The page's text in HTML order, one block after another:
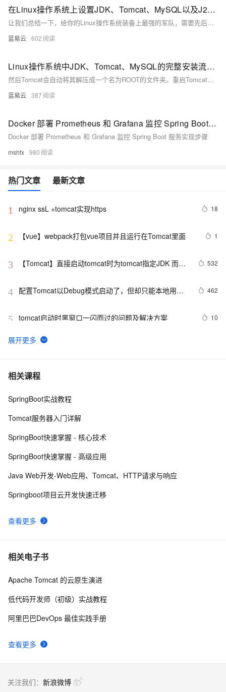
在Linux操作系统上设置JDK、Tomcat、MySQL以及J2EE后端接口的部署步骤
让我们总结一下，给你的Linux操作系统装备上最强的军队，需要先后装备好JDK的弓箭，布置好Tomcat的阵地，再把MySQL的物资原料准备好，最后部署好J2EE攻城车，那就准备好进军吧，你的Linux军团，无人可挡！
蓝易云 602
Linux操作系统中JDK、Tomcat、MySQL的完整安装流程以及J2EE后端接口的部署
然后Tomcat会自动将其解压成一个名为ROOT的文件夹。重启Tomcat，让新“植物”适应新环境。访问http://localhost:8080/yourproject看到你的项目页面，说明“植物”种植成功。
蓝易云 387
Docker 部署 Prometheus 和 Grafana 监控 Spring Boot 服务
Docker 部署 Prometheus 和 Grafana 监控 Spring Boot 服务实现步骤
mshfx 980
热门文章 最新文章
1 nginx ssL +tomcat实现https 18
2 【vue】webpack打包vue项目并且运行在Tomcat里面 1
3
【Tomcat】直接启动tomcat时为tomcat指定JDK 而不
532
4 配置Tomcat以Debug模式启动了，但却只能本地用
462
5 tomcat启动时黑窗口一闪而过的问题及解决方案 10
6 拆解Tomcat10: (二) 在Idea中调试最新的Tomcat10源码
7 TOMCAT多站点配置
8 Java学习之路005——Tomcat服务器环境搭建、
10tomcat 安装配置
相关课程
查看更多
SpringBoot实战教程
Tomcat服务器入门详解
SpringBoot快速掌握 - 核心技术
SpringBoot快速掌握 - 高级应用
Java Web开发-Web应用、Tomcat、HTTP请求与响应
Springboot项目云开发快速迁移
相关电子书
查看更多
Apache Tomcat 的云原生演进
低代码开发师（初级）实战教程
阿里巴巴DevOps 最佳实践手册
关注我们： 新浪微博